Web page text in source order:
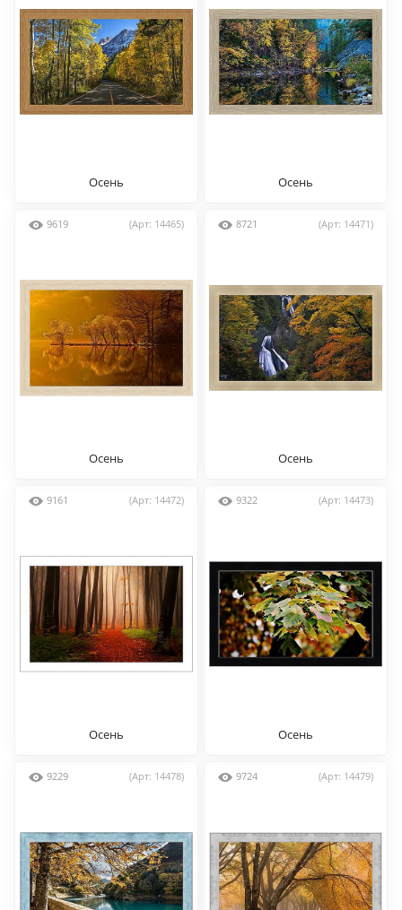
Осень Осень
9619 (Арт: 14465)
Осень
8721 (Арт: 14471)
Осень
9161 (Арт: 14472)
Осень
9322 (Арт: 14473)
Осень
9229 (Арт: 14478) 9724 (Арт: 14479)